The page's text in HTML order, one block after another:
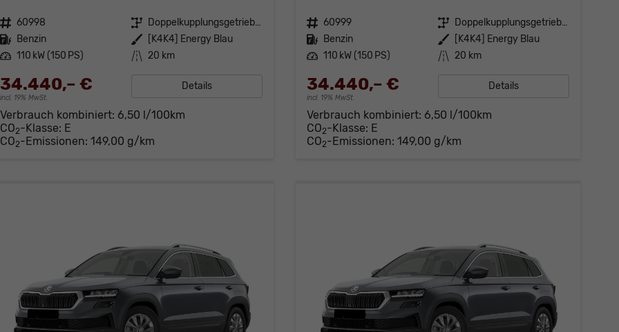
Fahrzeugnr. 60998 Getriebe
Doppelkupplungsgetriebe (DSG)
Kraftstoff Benzin Außenfarbe
[K4K4] Energy Blau
Leistung 110 kW (150 PS) Kilometerstand 20 km
34.440,– €
incl. 19% MwSt.
Details
Verbrauch kombiniert: 6,50 l/100km
CO2-Klasse: E
CO2-Emissionen: 149,00 g/km
Fahrzeugnr. 60999 Getriebe
Doppelkupplungsgetriebe (DSG)
Kraftstoff Benzin Außenfarbe
[K4K4] Energy Blau
Leistung 110 kW (150 PS) Kilometerstand 20 km
34.440,– €
incl. 19% MwSt.
Details
Verbrauch kombiniert: 6,50 l/100km
CO2-Klasse: E
CO2-Emissionen: 149,00 g/km